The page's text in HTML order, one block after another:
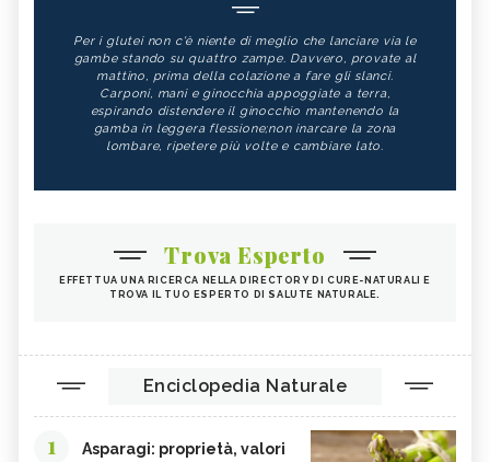
Per i glutei non c'è niente di meglio che lanciare via le
gambe stando su quattro zampe. Davvero, provate al
mattino, prima della colazione a fare gli slanci.
Carponi, mani e ginocchia appoggiate a terra,
espirando distendere il ginocchio mantenendo la
gamba in leggera flessione;non inarcare la zona
lombare, ripetere più volte e cambiare lato.
Trova Esperto
EFFETTUA UNA RICERCA NELLA DIRECTORY DI CURE-NATURALI E
TROVA IL TUO ESPERTO DI SALUTE NATURALE.
Enciclopedia Naturale
1
Asparagi: proprietà, valori